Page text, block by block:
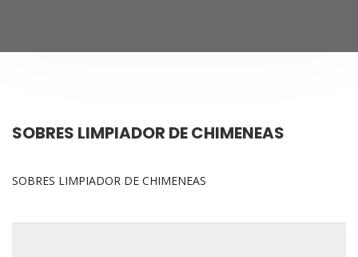
SOBRES LIMPIADOR DE CHIMENEAS
SOBRES LIMPIADOR DE CHIMENEAS